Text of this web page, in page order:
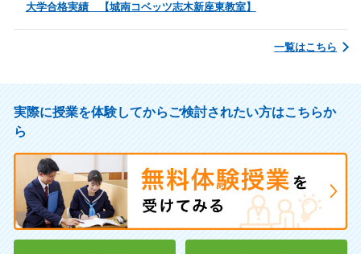
大学合格実績 【城南コベッツ志木新座東教室】
一覧はこちら
実際に授業を体験してからご検討されたい方はこちらか
ら